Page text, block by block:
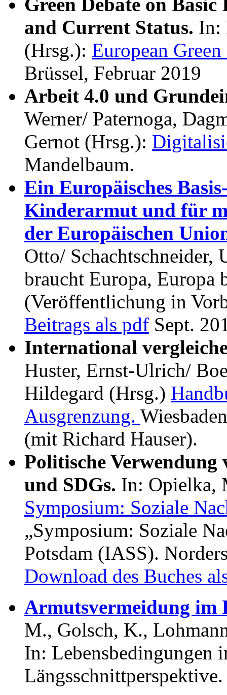
Green Debate on
and Current Status. In:
(Hrsg.): European
Brüssel, Februar 2019
Arbeit 4.0 und
Werner/ Paternoga,
Gernot (Hrsg.):
Mandelbaum.
Ein Europäisches
Kinderarmut und für
der Europäischen
Otto/
braucht Europa, Europa
(Veröffentlichung in
Beitrags als pdf Sept.
International
Huster, Ernst-Ulrich/
Hildegard (Hrsg.)
Ausgrenzung.
(mit Richard Hauser).
Politische
und SDGs. In: Opielka,
Symposium: Soziale
„Symposium: Soziale
Potsdam (IASS).
Download des Buches
Armutsvermeidung im
M., Golsch, K.,
In: Lebensbedingungen